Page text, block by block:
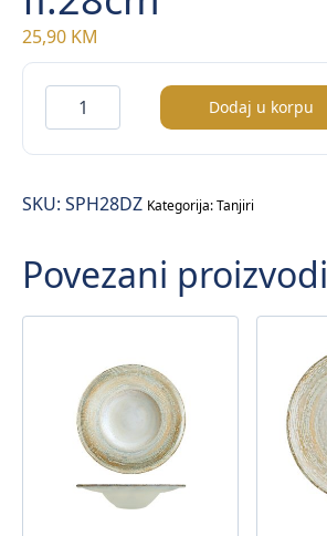
25,90 KM
Sapphire
tanjir
plitki
količina
Dodaj u korpu
SKU: SPH28DZ Kategorija:Tanjiri
Povezani proizvodi